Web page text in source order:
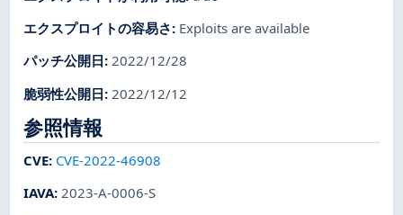
エクスプロイトの容易さ: Exploits are available
パッチ公開日:2022/12/28
脆弱性公開日: 2022/12/12
参照情報
CVE: CVE-2022-46908
IAVA: 2023-A-0006-S